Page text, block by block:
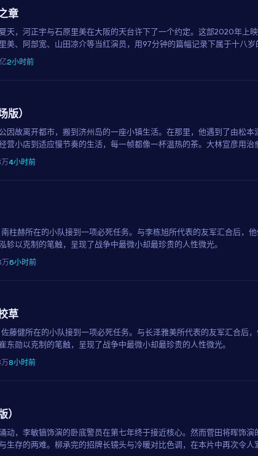
章
天，河正宇与石原里美在大阪的天台许下了一个约定。这部2020年上
美、阿部宽、山田凉介等当红演员，用97分钟的篇幅记录下属于十八岁
2小时前
版）
因故离开都市，搬到济州岛的一座小镇生活。在那里，他遇到了由松本
营小店到适应慢节奏的生活，每一帧都像一杯温热的茶。大林宣彦用治
答案。
4小时前
柱赫所在的小队接到一项必死任务。与李栋旭所代表的友军汇合后，
轸以克制的笔触，呈现了战争中最微小却最珍贵的人性微光。
6小时前
草
藤健所在的小队接到一项必死任务。与长泽雅美所代表的友军汇合后
东勋以克制的笔触，呈现了战争中最微小却最珍贵的人性微光。
8小时前
）
动，李敏镐饰演的卧底警员在第七年终于接近核心。然而菅田将晖饰演
生存的两难。柳承完的招牌长镜头与冷暖对比色调，在本片中再次令人